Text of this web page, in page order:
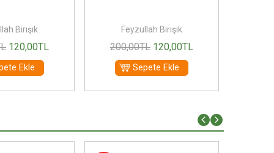
Birışık
120,00TL
Ekle
Feyzullah Birışık
200,00TL 120,00TL
Sepete Ekle